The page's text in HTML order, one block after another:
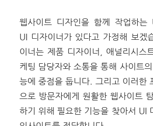
웹사이트 디자인을 함께 작업하는
UI 디자이너가 있다고 가정해 보겠
이너는 제품 디자이너, 애널리시스
케팅 담당자와 소통을 통해 사이트
능에 중점을 둡니다. 그리고 이러한
으로 방문자에게 원활한 웹사이트
하기 위해 필요한 기능을 찾아서 UI